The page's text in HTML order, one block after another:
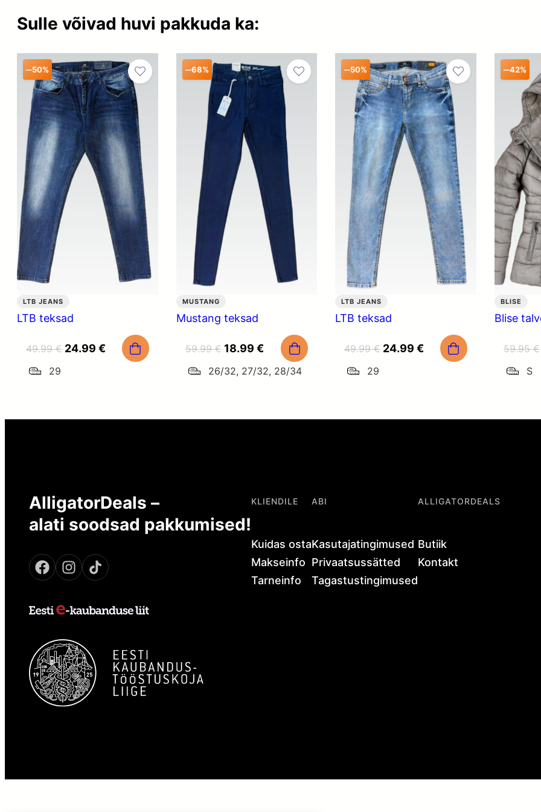
Sulle võivad huvi pakkuda ka:
–50%
LTB JEANS
LTB teksad
49.99€ Algne
24.99 €Praegune
hind
29
–68%
MUSTANG
Mustang teksad
59.99€ Algne
oli:
18.99 €Praegune
hind
on:
26/32, 27/32, 28/34
–50%
LTB JEANS
LTB teksad
49.99€ Algne
24.99€Praegune
hind
29
–42%
BLISE
Blise
59.95€
S
AlligatorDeals –
alati soodsad pakkumised!
KLIENDILE
Kuidas osta
Makseinfo
Tarneinfo
ABI
Kasutajatingimused
Privaatsussätted
Tagastustingimused
ALLIGATORDEALS
Butiik
Kontakt